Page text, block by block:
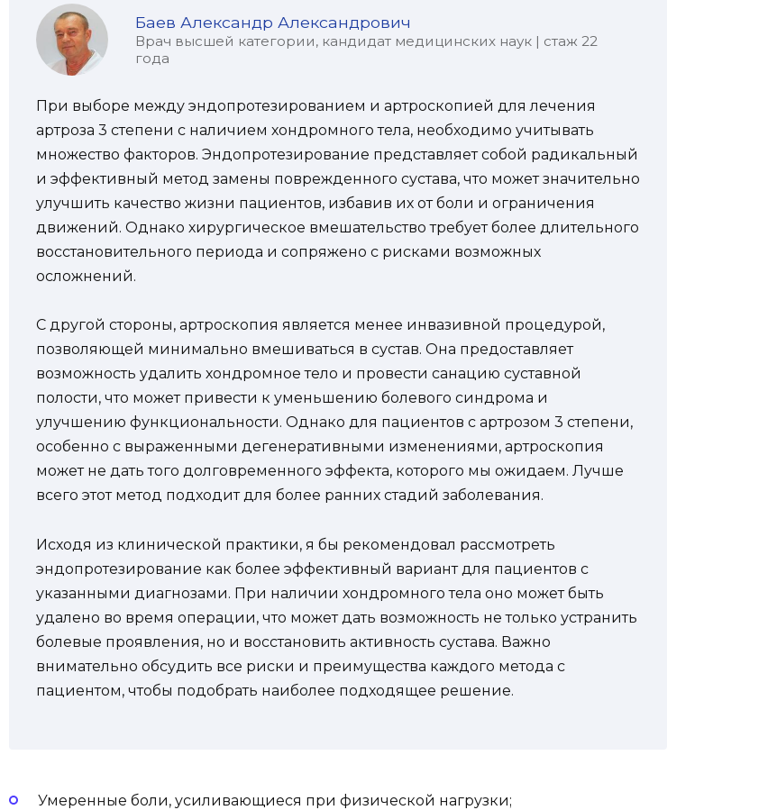
Баев Александр Александрович
Врач высшей категории, кандидат медицинских наук | стаж 22
года
При выборе между эндопротезированием и артроскопией для лечения
артроза 3 степени с наличием хондромного тела, необходимо учитывать
множество факторов. Эндопротезирование представляет собой радикальный
и эффективный метод замены поврежденного сустава, что может значительно
улучшить качество жизни пациентов, избавив их от боли и ограничения
движений. Однако хирургическое вмешательство требует более длительного
восстановительного периода и сопряжено с рисками возможных
осложнений.
С другой стороны, артроскопия является менее инвазивной процедурой,
позволяющей минимально вмешиваться в сустав. Она предоставляет
возможность удалить хондромное тело и провести санацию суставной
полости, что может привести к уменьшению болевого синдрома и
улучшению функциональности. Однако для пациентов с артрозом 3 степени,
особенно с выраженными дегенеративными изменениями, артроскопия
может не дать того долговременного эффекта, которого мы ожидаем. Лучше
всего этот метод подходит для более ранних стадий заболевания.
Исходя из клинической практики, я бы рекомендовал рассмотреть
эндопротезирование как более эффективный вариант для пациентов с
указанными диагнозами. При наличии хондромного тела оно может быть
удалено во время операции, что может дать возможность не только устранить
болевые проявления, но и восстановить активность сустава. Важно
внимательно обсудить все риски и преимущества каждого метода с
пациентом, чтобы подобрать наиболее подходящее решение.
Умеренные боли, усиливающиеся при физической нагрузки;